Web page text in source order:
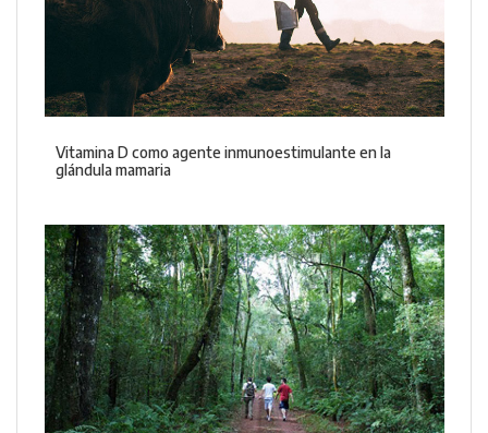
Vitamina D como agente inmunoestimulante en la
glándula mamaria